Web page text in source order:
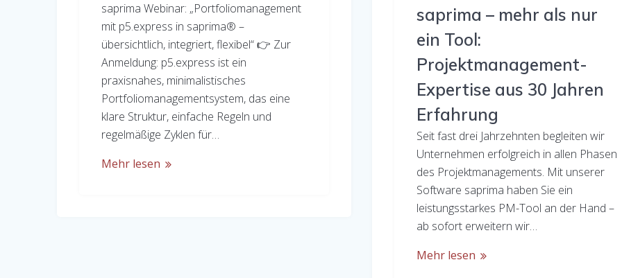
saprima Webinar: „Portfoliomanagement
mit p5.express in saprima® –
übersichtlich, integriert, flexibel“ 👉 Zur
Anmeldung: p5.express ist ein
praxisnahes, minimalistisches
Portfoliomanagementsystem, das eine
klare Struktur, einfache Regeln und
regelmäßige Zyklen für…
Mehr lesen
saprima – mehr als nur
ein Tool:
Projektmanagement-
Expertise aus 30 Jahren
Erfahrung
Seit fast drei Jahrzehnten begleiten wir
Unternehmen erfolgreich in allen Phasen
des Projektmanagements. Mit unserer
Software saprima haben Sie ein
leistungsstarkes PM-Tool an der Hand –
ab sofort erweitern wir…
Mehr lesen